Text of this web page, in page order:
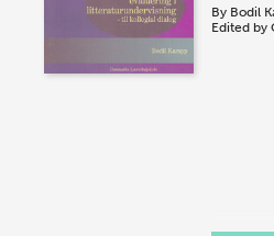
By Bodil
Edited by